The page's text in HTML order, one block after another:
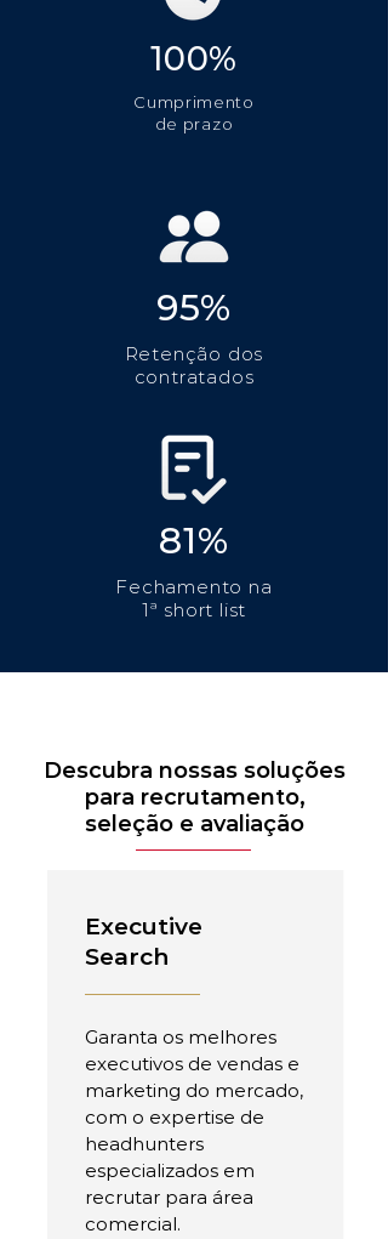
100%
Cumprimento
de prazo
95%
Retenção dos
contratados
81%
Fechamento na
1ª short list
Descubra nossas soluções
para recrutamento,
seleção e avaliação
Executive
Search
Garanta os melhores
executivos de vendas e
marketing do mercado,
com o expertise de
headhunters
especializados em
recrutar para área
comercial.